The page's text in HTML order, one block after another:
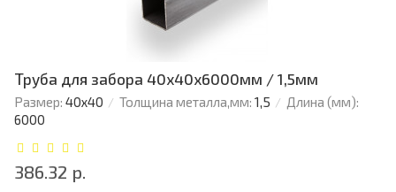
Труба для забора 40х40x6000мм / 1,5мм
Размер: 40х40 Толщина металла,мм: 1,5
Длина (мм):
6000
386.32 р.